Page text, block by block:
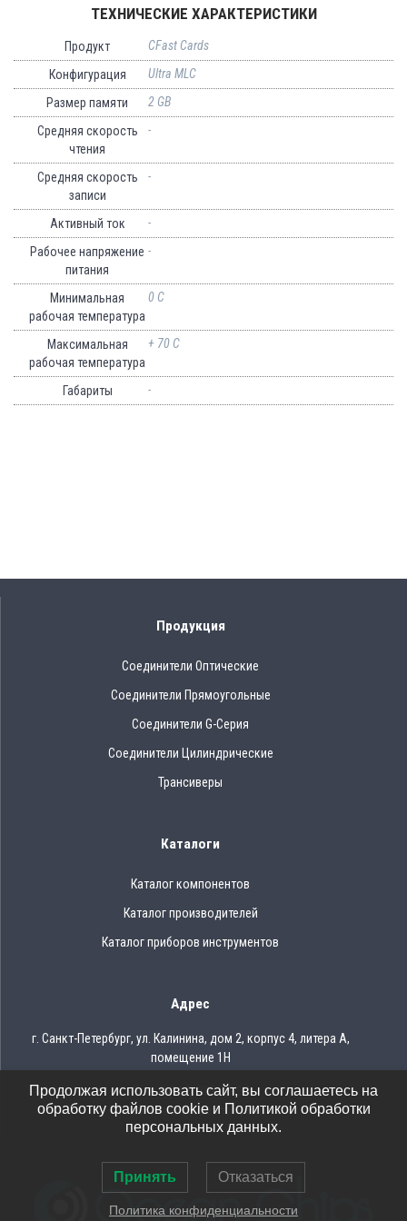
ТЕХНИЧЕСКИЕ ХАРАКТЕРИСТИКИ
Продукт
CFast Cards
Конфигурация
Ultra MLC
Размер памяти
2 GB
Средняя скорость
чтения
-
Средняя скорость
записи
-
Активный ток
-
Рабочее напряжение
питания
-
Минимальная
рабочая температура
0 C
Максимальная
рабочая температура
+ 70 C
Габариты -
Продукция
Соединители Оптические
Соединители Прямоугольные
Соединители G-Серия
Соединители Цилиндрические
Трансиверы
Каталоги
Каталог компонентов
Каталог производителей
Каталог приборов инструментов
Адрес
г. Санкт-Петербург, ул. Калинина, дом 2, корпус 4, литера А,
помещение 1Н
Тел.: 8 (812) 309-75-97
Email: ocean@oceanchips.ru
Продолжая использовать сайт, вы соглашаетесь на
обработку файлов cookie и Политикой обработки
персональных данных.
Принять Отказаться
Политика конфиденциальности